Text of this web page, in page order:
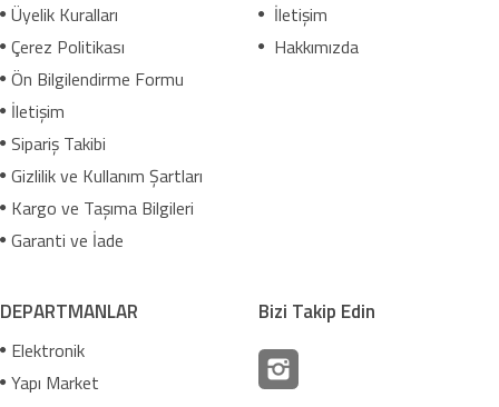
Üyelik Kuralları
Çerez Politikası
Ön Bilgilendirme Formu
İletişim
Sipariş Takibi
Gizlilik ve Kullanım Şartları
Kargo ve Taşıma Bilgileri
Garanti ve İade
İletişim
Hakkımızda
DEPARTMANLAR
Elektronik
Yapı Market
Bizi Takip Edin